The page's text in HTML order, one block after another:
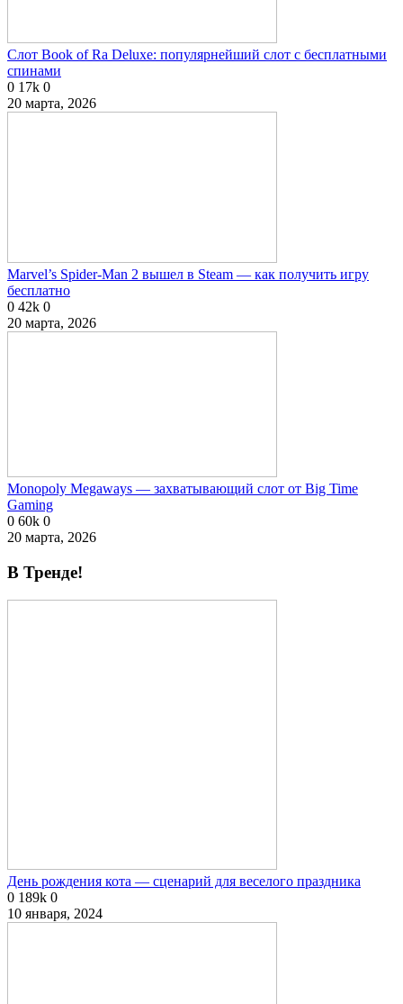
Слот Book of Ra Deluxe: популярнейший слот с бесплатными
спинами
0 17k 0
20 марта, 2026
Marvel’s Spider-Man 2 вышел в Steam — как получить игру
бесплатно
0 42k 0
20 марта, 2026
Monopoly Megaways — захватывающий слот от Big Time
Gaming
0 60k 0
20 марта, 2026
В Тренде!
День рождения кота — сценарий для веселого праздника
0 189k 0
10 января, 2024